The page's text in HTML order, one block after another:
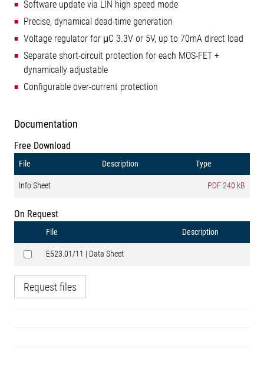
Software update via LIN high speed mode
Precise, dynamical dead-time generation
Voltage regulator for μC 3.3V or 5V, up to 70mA direct load
Separate short-circuit protection for each MOS-FET +
dynamically adjustable
Configurable over-current protection
Documentation
Free Download
File Description Type
Info Sheet PDF240 kB
On Request
File Description
E523.01/11 | Data Sheet
Request files